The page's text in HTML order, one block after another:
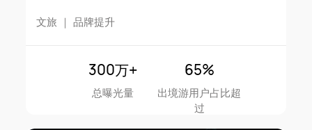
文旅 ｜品牌提升
300万+
总曝光量
65%
出境游用户占比超
过